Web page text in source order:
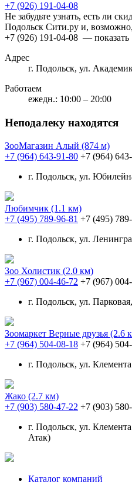
+7 (926) 191-04-08
Не забудьте узнать, есть ли
Подольск Сити.ру и,
+7 (926) 191-04-08 — показать
Адрес
г. Подольск, ул.
Работаем
ежедн.: 10:00 – 20:00
Неподалеку находятся
ЗооМагазин Алый (874 м)
+7 (964) 643-91-80 +7 (964)
г. Подольск, ул.
Любимчик (1.1 км)
+7 (495) 789-96-81 +7 (495)
г. Подольск, ул.
Зоо Холистик (2.0 км)
+7 (967) 004-46-72 +7 (967)
г. Подольск, ул.
Зоомаркет Верные друзья (2.6
+7 (964) 504-08-18 +7 (964)
г. Подольск, ул.
Жако (2.7 км)
+7 (903) 580-47-22 +7 (903)
г. Подольск, ул.
Атак)
Каталог компаний